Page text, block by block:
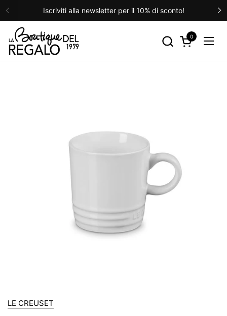
Passa ai contenuti
Precedente
Iscriviti alla newsletter per il 10% di sconto!
Apri carrello
0
Apri
LE CREUSET